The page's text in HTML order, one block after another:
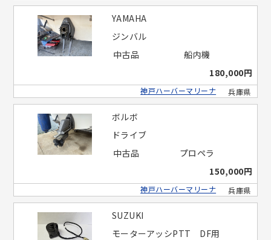
YAMAHA
ジンバル
中古品
船内機
180,000円
兵庫県
神戸ハーバーマリーナ
ボルボ
ドライブ
中古品
プロペラ
150,000円
兵庫県
神戸ハーバーマリーナ
SUZUKI
モーターアッシPTT DF用